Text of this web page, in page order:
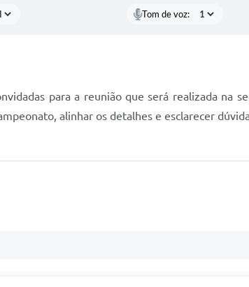
Tom de voz:
para a reunião que será realizada na
alinhar os detalhes e esclarecer